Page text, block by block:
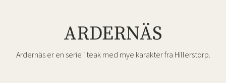
ARDERNÄS
Ardernäs er en serie i teak med mye karakter fra Hillerstorp.